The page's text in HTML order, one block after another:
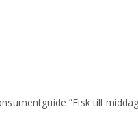
”Fisk till